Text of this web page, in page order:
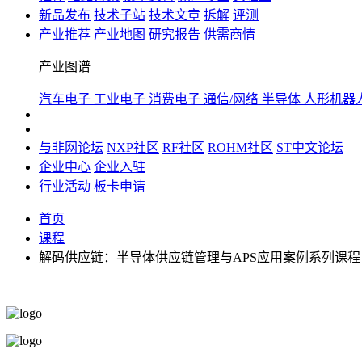
新品发布 技术子站 技术文章 拆解 评测
产业推荐 产业地图 研究报告 供需商情
产业图谱
汽车电子 工业电子 消费电子 通信/网络 半导体 人形机器
与非网论坛 NXP社区 RF社区 ROHM社区 ST中文论坛
企业中心 企业入驻
行业活动 板卡申请
首页
课程
解码供应链：半导体供应链管理与APS应用案例系列课程